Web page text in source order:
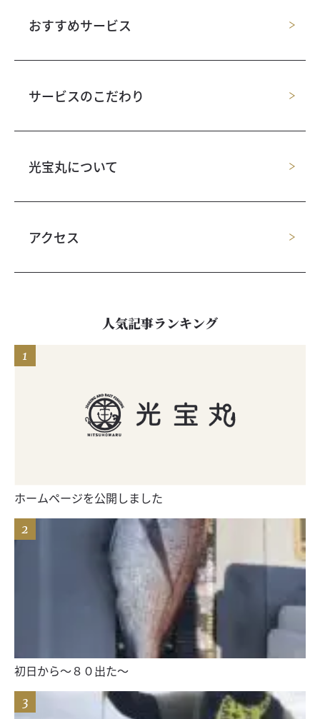
おすすめサービス
サービスのこだわり
光宝丸について
アクセス
人気記事ランキング
ホームページを公開しました
初日から〜８０出た〜